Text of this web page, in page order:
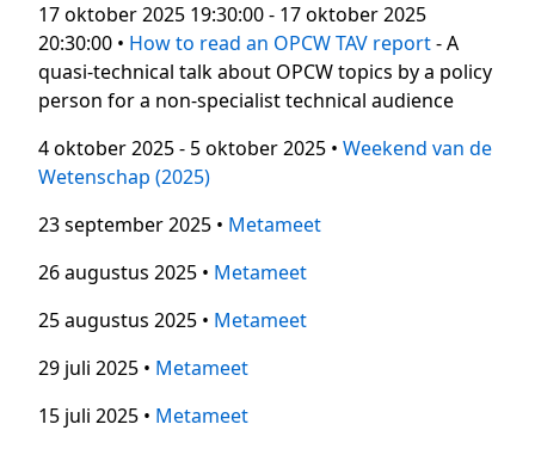
17 oktober 2025 19:30:00 - 17 oktober 2025
20:30:00 • How to read an OPCW TAV report- A
quasi-technical talk about OPCW topics by a policy
person for a non-specialist technical audience
4 oktober 2025 - 5 oktober 2025 • Weekend van de
Wetenschap (2025)
23 september 2025 • Metameet
26 augustus 2025 • Metameet
25 augustus 2025 • Metameet
29 juli 2025 • Metameet
15 juli 2025 • Metameet